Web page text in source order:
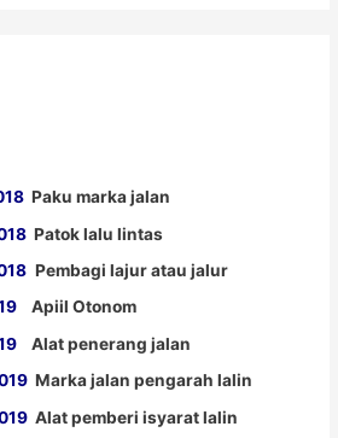
Paku marka jalan
Patok lalu lintas
Pembagi lajur atau jalur
Apiil Otonom
Alat penerang jalan
Marka jalan pengarah lalin
Alat pemberi isyarat lalin